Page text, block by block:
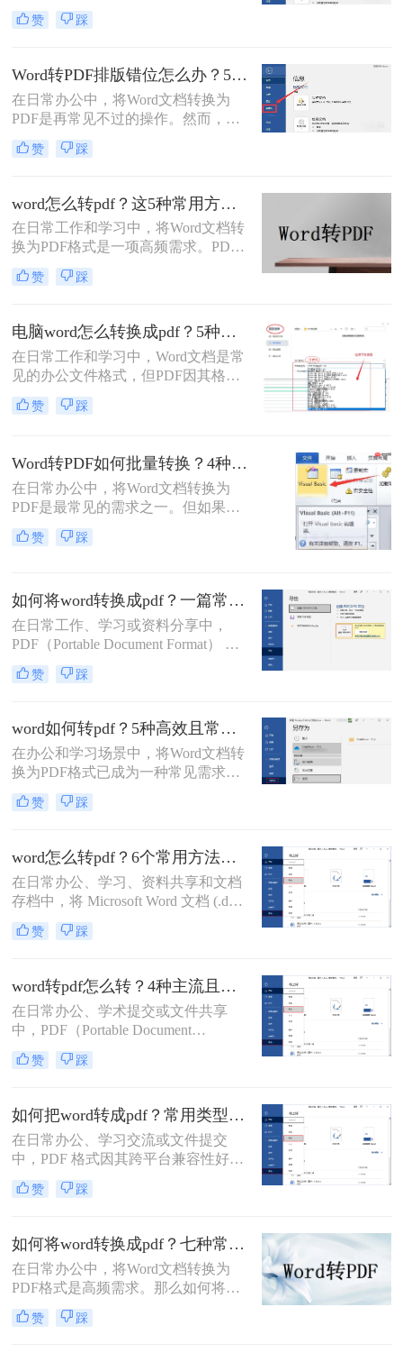
越的跨平台一致性、格式固定性和安
全性，已成为文件分发的首选格式。
辑工具，将其创作的文档转换为PDF
是一项高频且关键的操作。尽管操作
看似简单，但不同的转换方法在效
果、效率和应用场景上却大相径庭。
那么word怎么转pdf呢？
赞 踩
Word转PDF排版错位怎么办？5种有效方法彻底解决排版错位问题！
在日常办公中，将Word文档转换为
PDF是再常见不过的操作。然而，很
多用户都遇到过这样的困扰：明明在
Word里排版整齐的文档，转成PDF后
偏、页码丢失等问题。尤其是在提交
重要报告、学术论文或投标文件时，
排版错位不仅影响美观，更可能让专
业形象大打折扣。那么word转pdf排版
错位怎么办？本文结合多年办公实战
经验，整理出5种经过验证的有效方
赞 踩
word怎么转pdf？这5种常用方法了解一下！
在日常工作和学习中，将Word文档转
换为PDF格式是一项高频需求。PDF
格式以其格式固定、兼容性强的特
点，成为文件共享和打印的首选。那
Word转PDF的常用方法，帮助您高效
完成转换任务。
赞 踩
电脑word怎么转换成pdf？5种详细方法全解析！
在日常工作和学习中，Word文档是常
见的办公文件格式，但PDF因其格式
固定、兼容性好、安全性高等特点，
成为跨平台共享和打印的首选。那么
为PDF的方法，帮助您根据需求选择
最合适的方案。
赞 踩
Word转PDF如何批量转换？4种高效方法详解！
在日常办公中，将Word文档转换为
PDF是最常见的需求之一。但如果你
手头有几十个甚至上百个Word文件需
要逐一转换，手动操作无疑会消耗大
高效方法，涵盖办公软件自带功能、
专业转换工具、在线服务以及编程脚
本。每个方法都包含完整操作步骤、
实际需求选择最合适的方案。
赞 踩
如何将word转换成pdf？一篇常用方法详解！
在日常工作、学习或资料分享中，
PDF（Portable Document Format） 因
其格式固定、兼容性强、易于打印和
加密等优点，成为文件传输和存档的
或 .doc） 则是我们编辑文档的主要工
具。将 Word 转换成 PDF 是一项非常
高频且实用的操作。那么如何将word
转换成pdf呢？本文将详细介绍几种主
流、安全且高效的转换方法。
赞 踩
word如何转pdf？5种高效且常用方法详解！
在办公和学习场景中，将Word文档转
换为PDF格式已成为一种常见需求。
PDF格式因其兼容性强、排版稳定、
安全性高等特点，能够有效避免因设
错乱问题。那么word如何转pdf呢？本
文将详细介绍5种高效且常用的Word
转PDF方法，帮助用户根据实际需求
选择最合适的方式。
赞 踩
word怎么转pdf？6个常用方法详解！
在日常办公、学习、资料共享和文档
存档中，将 Microsoft Word 文档 (.doc,
.docx) 转换为 PDF (Portable Document
Format) 格式是一项非常普遍且重要的
强、排版固定、易于打印、文件大小
相对可控以及良好的安全性而广受欢
迎。那么word怎么转pdf呢？本文将详
细介绍几种最常用、最便捷的 Word
转 PDF 方法，帮助你轻松应对各种转
换场景。
赞 踩
word转pdf怎么转？4种主流且高效方法详解！
在日常办公、学术提交或文件共享
中，PDF（Portable Document
Format，便携式文档格式）因其卓越
的跨平台一致性、不易编辑的特性和
首选。而Microsoft Word则是我们创作
和编辑文档最常用的工具。因此，掌
握如何将Word文档完美地转换为
PDF，是每个现代办公人士和学生的
必备技能。
赞 踩
如何把word转成pdf？常用类型方法解析！
在日常办公、学习交流或文件提交
中，PDF 格式因其跨平台兼容性好、
格式不易被随意修改、体积相对可
控、安全性较高等特点，成为文件分
Word (.docx 或 .doc) 则是我们最常使
用的文档编辑工具。因此，将 Word
文档高效、准确地转换为 PDF 就成了
必备技能。
赞 踩
如何将word转换成pdf？七种常用方法深度解析！
在日常办公中，将Word文档转换为
PDF格式是高频需求。那么如何将
word转换成pdf呢？本文综合七种主流
转换方式，助您根据实际需求选择最
赞 踩